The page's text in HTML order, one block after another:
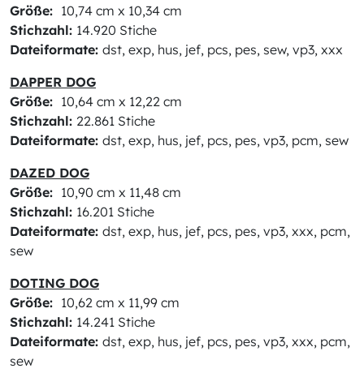
Größe: 10,74 cm x 10,34 cm
Stichzahl: 14.920 Stiche
Dateiformate: dst, exp, hus, jef, pcs, pes, sew, vp3, xxx
DAPPER DOG
Größe: 10,64 cm x 12,22 cm
Stichzahl: 22.861 Stiche
Dateiformate: dst, exp, hus, jef, pcs, pes, vp3, pcm, sew
DAZED DOG
Größe: 10,90 cm x 11,48 cm
Stichzahl: 16.201 Stiche
Dateiformate: dst, exp, hus, jef, pcs, pes, vp3, xxx, pcm,
sew
DOTING DOG
Größe: 10,62 cm x 11,99 cm
Stichzahl: 14.241 Stiche
Dateiformate: dst, exp, hus, jef, pcs, pes, vp3, xxx, pcm,
sew